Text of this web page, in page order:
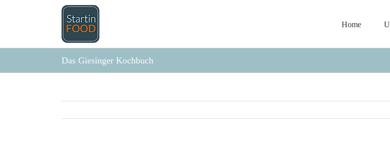
Home
Das Giesinger Kochbuch